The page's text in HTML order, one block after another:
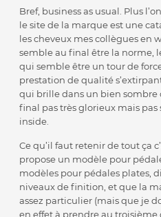
Bref, business as usual. Plus
le site de la marque est une
les cheveux mes collègues en
semble au final être la norme,
qui semble être un tour de
prestation de qualité
qui brille dans un bien sombre
final pas très glorieux mais
inside.
Ce qu’il faut retenir de tout ça
propose un modèle pour
modèles pour pédales plates,
niveaux de finition, et que la
assez particulier (mais que je
en effet à prendre au